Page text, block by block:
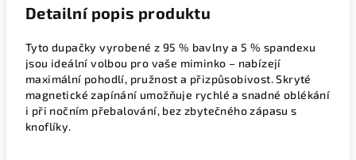
Detailní popis produktu
Tyto dupačky vyrobené z 95 % bavlny a 5 % spandexu
jsou ideální volbou pro vaše miminko – nabízejí
maximální pohodlí, pružnost a přizpůsobivost. Skryté
magnetické zapínání umožňuje rychlé a snadné oblékání
i při nočním přebalování, bez zbytečného zápasu s
knoflíky.